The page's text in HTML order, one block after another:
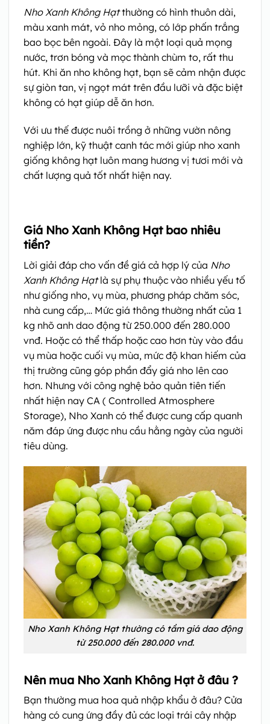
Nho Xanh Không Hạtthường có hình thuôn dài,
màu xanh mát, vỏ nho mỏng, có lớp phấn trắng
bao bọc bên ngoài. Đây là một loại quả mọng
nước, trơn bóng và mọc thành chùm to, rất thu
hút. Khi ăn nho không hạt, bạn sẽ cảm nhận được
sự giòn tan, vị ngọt mát trên đầu lưỡi và đặc biệt
không có hạt giúp dễ ăn hơn.
Với ưu thế được nuôi trồng ở những vườn nông
nghiệp lớn, kỹ thuật canh tác mới giúp nho xanh
giống không hạt luôn mang hương vị tươi mới và
chất lượng quả tốt nhất hiện nay.
Giá Nho Xanh Không Hạt bao nhiêu
tiền?
Lời giải đáp cho vấn đề giá cả hợp lý của Nho
Xanh Không Hạtlà sự phụ thuộc vào nhiều yếu tố
như giống nho, vụ mùa, phương pháp chăm sóc,
nhà cung cấp,… Mức giá thông thường nhất của 1
kg nhõ anh dao động từ 250.000 đến 280.000
vnđ. Hoặc có thể thấp hoặc cao hơn tùy vào đầu
vụ mùa hoặc cuối vụ mùa, mức độ khan hiếm của
thị trường cũng góp phần đẩy giá nho lên cao
hơn. Nhưng với công nghệ bảo quản tiên tiến
nhất hiện nay CA ( Controlled Atmosphere
Storage), Nho Xanh có thể được cung cấp quanh
năm đáp ứng được nhu cầu hằng ngày của người
tiêu dùng.
Nho Xanh Không Hạt thường có tầm giá dao động
từ 250.000 đến 280.000 vnđ.
Nên mua Nho Xanh Không Hạt ở đâu ?
Bạn thường mua hoa quả nhập khẩu ở đâu? Cửa
hàng có cung ứng đầy đủ các loại trái cây nhập